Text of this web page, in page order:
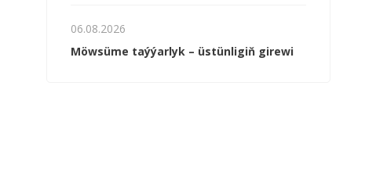
06.08.2026
Möwsüme taýýarlyk – üstünligiň girewi